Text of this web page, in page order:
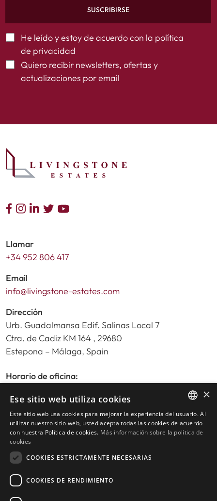
SUSCRIBIRSE
He leído y estoy de acuerdo con la política
de privacidad
Quiero recibir newsletters, ofertas y
actualizaciones por email
Llamar
+34 952 806 417
Email
info@livingstone-estates.com
Dirección
Urb. Guadalmansa Edif. Salinas Local 7
Ctra. de Cadiz KM 164 , 29680
Estepona – Málaga, Spain
Horario de oficina:
Sábados y festivos de 10:00am a 14:00pm
Inicio
Buscador de propiedades
Escribir reseña
Política de privacidad
ENGLISH
SPANISH
×
Ese sitio web utiliza cookies
Este sitio web usa cookies para mejorar la experiencia del usuario. Al
utilizar nuestro sitio web, usted acepta todas las cookies de acuerdo
con nuestra Política de cookies. Más información sobre la política de
cookies
COOKIES ESTRICTAMENTE NECESARIAS
COOKIES DE RENDIMIENTO